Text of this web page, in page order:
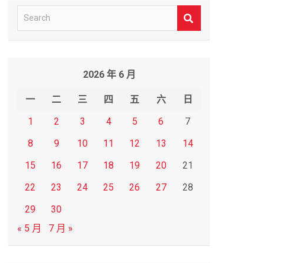
e
2026 年 6 月
一 二 三 四 五 六
日
1
2 3 4 5 6
7
8
9 10 11 12 13
14
15
16 17 18 19 20
21
22
23 24 25 26 27
28
29
30
« 5 月
7 月 »